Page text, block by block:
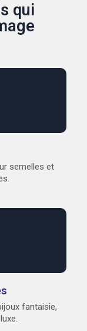
qui
semelles et
fantaisie,